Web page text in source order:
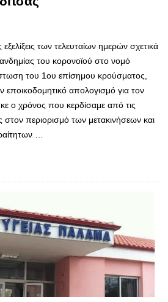
των τελευταίων ημερών σχετικά
του κορονοϊού στο νομό
του 1ου επίσημου κρούσματος,
εποικοδομητικό απολογισμό για τον
ο χρόνος που κερδίσαμε από τις
περιορισμό των μετακινήσεων και
…